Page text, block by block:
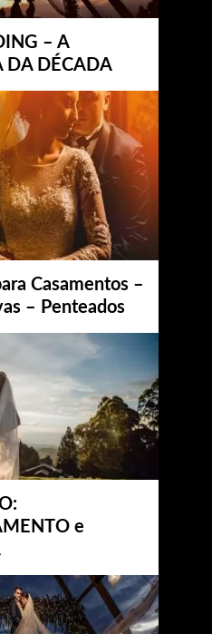
– A
DA DÉCADA
Casamentos –
– Penteados
e